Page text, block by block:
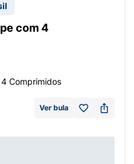
com 4
Comprimidos
Ver bula